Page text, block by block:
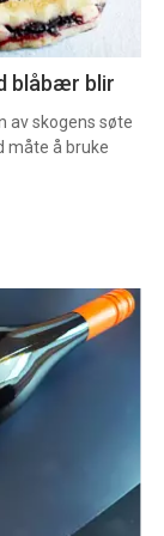
blåbær blir
av skogens søte
måte å bruke